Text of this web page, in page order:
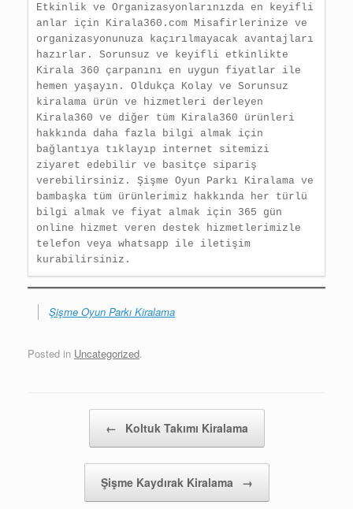
Etkinlik ve Organizasyonlarınızda en keyifli
anlar için Kirala360.com Misafirlerinize ve
organizasyonunuza kaçırılmayacak avantajları
hazırlar. Sorunsuz ve keyifli etkinlikte
Kirala 360 çarpanını en uygun fiyatlar ile
hemen yaşayın. Oldukça Kolay ve Sorunsuz
kiralama ürün ve hizmetleri derleyen
Kirala360 ve diğer tüm Kirala360 ürünleri
hakkında daha fazla bilgi almak için
bağlantıya tıklayıp internet sitemizi
ziyaret edebilir ve basitçe sipariş
verebilirsiniz. Şişme Oyun Parkı Kiralama ve
bambaşka tüm ürünlerimiz hakkında her türlü
bilgi almak ve fiyat almak için 365 gün
online hizmet veren destek hizmetlerimizle
telefon veya whatsapp ile iletişim
Şişme Oyun Parkı Kiralama
Posted in Uncategorized.
← Koltuk Takımı Kiralama
Şişme Kaydırak Kiralama →